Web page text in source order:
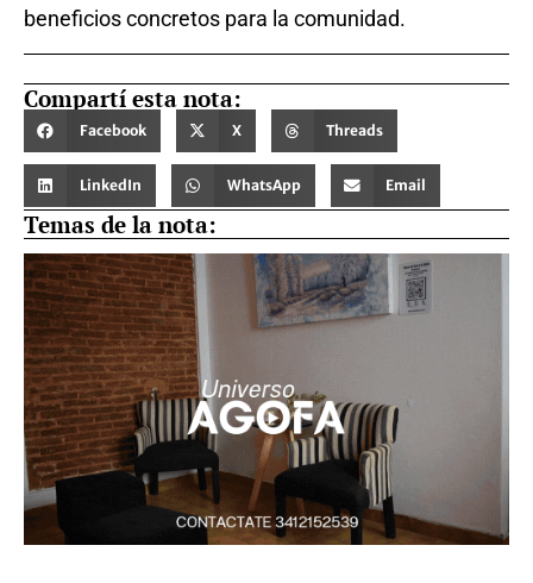
beneficios concretos para la comunidad.
Compartí esta nota:
Facebook X Threads
LinkedIn WhatsApp Email
Temas de la nota: